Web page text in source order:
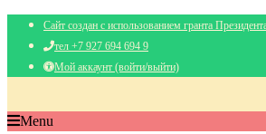
Сайт создан с использованием гранта
тел +7 927 694 694 9
Мой аккаунт (войти/выйти)
Menu